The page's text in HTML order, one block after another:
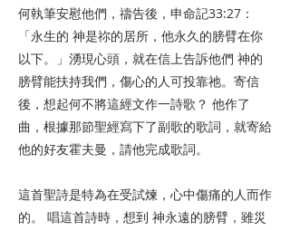
何執筆安慰他們，禱告後，申命記33:27：
「永生的 神是祢的居所，他永久的膀臂在你
以下。」湧現心頭，就在信上告訴他們 神的
膀臂能扶持我們，傷心的人可投靠祂。寄信
後，想起何不將這經文作一詩歌？ 他作了
曲，根據那節聖經寫下了副歌的歌詞，就寄給
他的好友霍夫曼，請他完成歌詞。
這首聖詩是特為在受試煉，心中傷痛的人而作
的。 唱這首詩時，想到 神永遠的膀臂，雖災